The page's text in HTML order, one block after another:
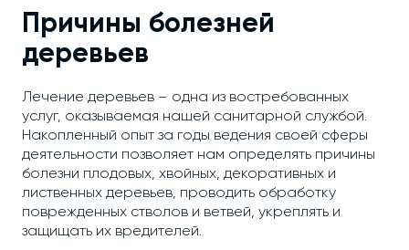
Причины болезней
деревьев
Лечение деревьев – одна из востребованных
услуг, оказываемая нашей санитарной службой.
Накопленный опыт за годы ведения своей сферы
деятельности позволяет нам определять причины
болезни плодовых, хвойных, декоративных и
лиственных деревьев, проводить обработку
поврежденных стволов и ветвей, укреплять и
защищать их вредителей.